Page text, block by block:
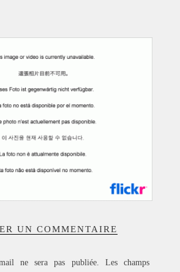
LOOKBOOK
UN COMMENTAIRE
ne sera pas publiée.
Les champs